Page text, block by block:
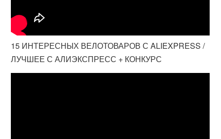
15 ИНТЕРЕСНЫХ ВЕЛОТОВАРОВ С ALIEXPRESS /
ЛУЧШЕЕ С АЛИЭКСПРЕСС + КОНКУРС